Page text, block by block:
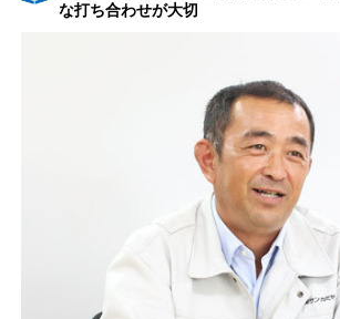
な打ち合わせが大切